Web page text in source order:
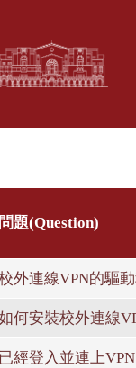
問題(Question)
外連線VPN的驅
何安裝校外連線
已經登入並連上